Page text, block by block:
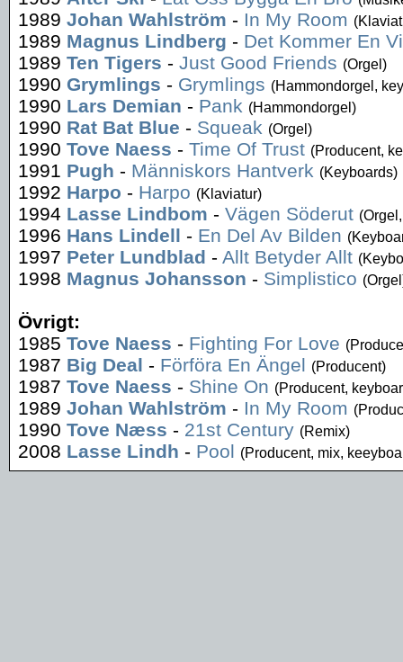
1989 Johan Wahlström - In My Room
1989 Magnus Lindberg - Det Kommer En
1989 Ten Tigers - Just Good Friends (Orgel)
1990 Grymlings - Grymlings (Hammondorgel,
1990 Lars Demian - Pank (Hammondorgel)
1990 Rat Bat Blue - Squeak (Orgel)
1990 Tove Naess - Time Of Trust (Producent,
1991 Pugh - Människors Hantverk (Keyboards)
1992 Harpo - Harpo (Klaviatur)
1994 Lasse Lindbom - Vägen Söderut
1996 Hans Lindell - En Del Av Bilden
1997 Peter Lundblad - Allt Betyder Allt
1998 Magnus Johansson - Simplistico
Övrigt:
1985 Tove Naess - Fighting For Love
1987 Big Deal - Förföra En Ängel (Producent)
1987 Tove Naess - Shine On (Producent,
1989 Johan Wahlström - In My Room
1990 Tove Næss - 21st Century (Remix)
2008 Lasse Lindh - Pool (Producent, mix,